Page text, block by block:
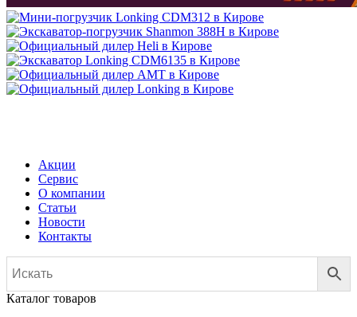
Акции
Сервис
О компании
Статьи
Новости
Контакты
Каталог товаров